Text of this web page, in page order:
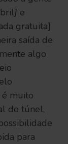
] e
gratuita]
saída de
algo
é muito
do túnel,
para